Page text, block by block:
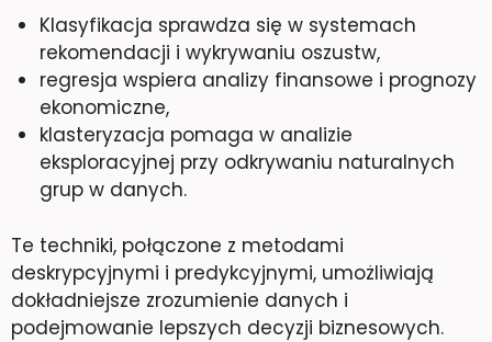
Klasyfikacja sprawdza się w systemach
rekomendacji i wykrywaniu oszustw,
regresja wspiera analizy finansowe i prognozy
ekonomiczne,
klasteryzacja pomaga w analizie
eksploracyjnej przy odkrywaniu naturalnych
grup w danych.
Te techniki, połączone z metodami
deskrypcyjnymi i predykcyjnymi, umożliwiają
dokładniejsze zrozumienie danych i
podejmowanie lepszych decyzji biznesowych.